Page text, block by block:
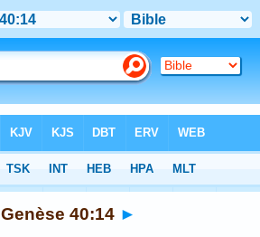
Genèse 40:14 ►